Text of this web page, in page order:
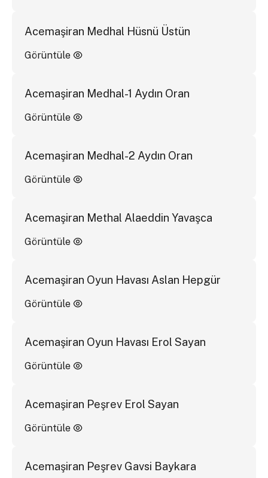
Acemaşiran Medhal Hüsnü Üstün
Görüntüle
Acemaşiran Medhal-1 Aydın Oran
Görüntüle
Acemaşiran Medhal-2 Aydın Oran
Görüntüle
Acemaşiran Methal Alaeddin Yavaşca
Görüntüle
Acemaşiran Oyun Havası Aslan Hepgür
Görüntüle
Acemaşiran Oyun Havası Erol Sayan
Görüntüle
Acemaşiran Peşrev Erol Sayan
Görüntüle
Acemaşiran Peşrev Gavsi Baykara